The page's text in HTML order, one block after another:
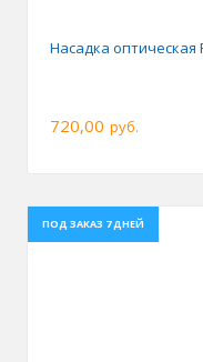
Насадка оптическая
720,00 руб.
ПОД ЗАКАЗ 7 ДНЕЙ